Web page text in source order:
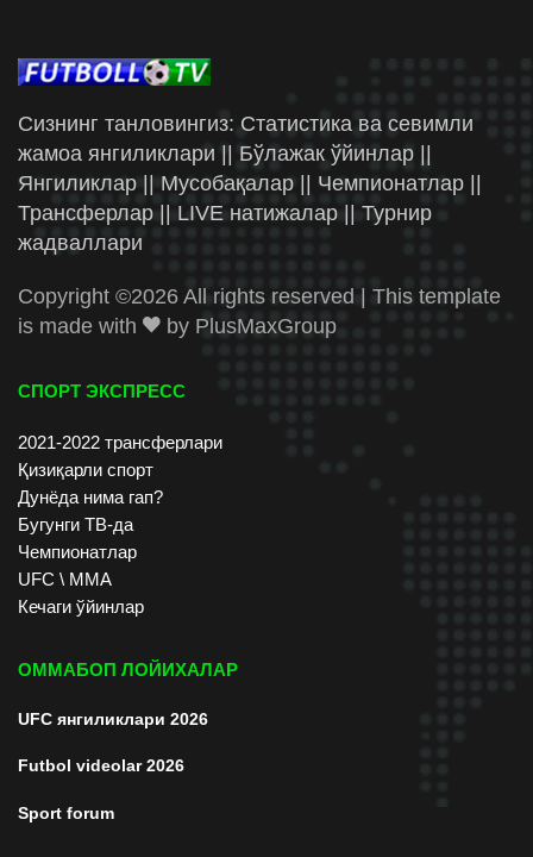
Сизнинг танловингиз: Статистика ва севимли
жамоа янгиликлари || Бўлажак ўйинлар ||
Янгиликлар || Мусобақалар || Чемпионатлар ||
Трансферлар || LIVE натижалар || Турнир
жадваллари
Copyright ©2026 All rights reserved | This template
is made with
by PlusMaxGroup
СПОРТ ЭКСПРЕСС
2021-2022 трансферлари
Қизиқарли спорт
Дунёда нима гап?
Бугунги ТВ-да
Чемпионатлар
UFC \ ММА
Кечаги ўйинлар
ОММАБОП ЛОЙИХАЛАР
UFC янгиликлари 2026
Futbol videolar 2026
Sport forum